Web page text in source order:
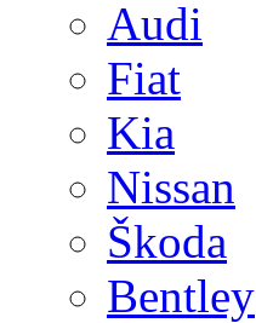
Audi
Fiat
Kia
Nissan
Škoda
Bentley